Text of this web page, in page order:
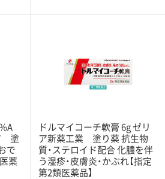
塗
で
薬
ドルマイコーチ軟膏 6g ゼリ
ア新薬工業 塗り薬 抗生物
質・ステロイド配合 化膿を伴
う湿疹・皮膚炎・かぶれ【指定
第2類医薬品】